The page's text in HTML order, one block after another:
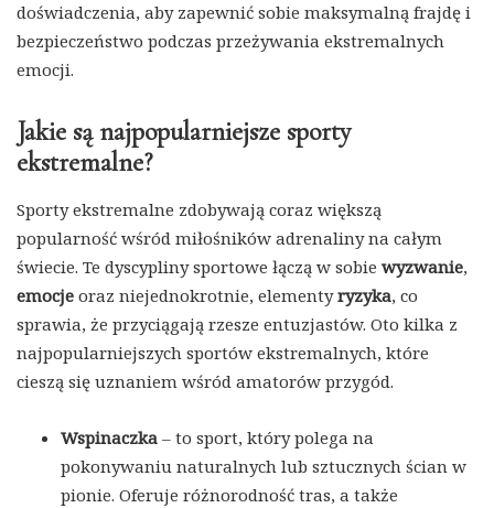
doświadczenia, aby zapewnić sobie maksymalną frajdę i
bezpieczeństwo podczas przeżywania ekstremalnych
emocji.
Jakie są najpopularniejsze sporty
ekstremalne?
Sporty ekstremalne zdobywają coraz większą
popularność wśród miłośników adrenaliny na całym
świecie. Te dyscypliny sportowe łączą w sobie wyzwanie,
emocje oraz niejednokrotnie, elementyryzyka, co
sprawia, że przyciągają rzesze entuzjastów. Oto kilka z
najpopularniejszych sportów ekstremalnych, które
cieszą się uznaniem wśród amatorów przygód.
Wspinaczka – to sport, który polega na
pokonywaniu naturalnych lub sztucznych ścian w
pionie. Oferuje różnorodność tras, a także